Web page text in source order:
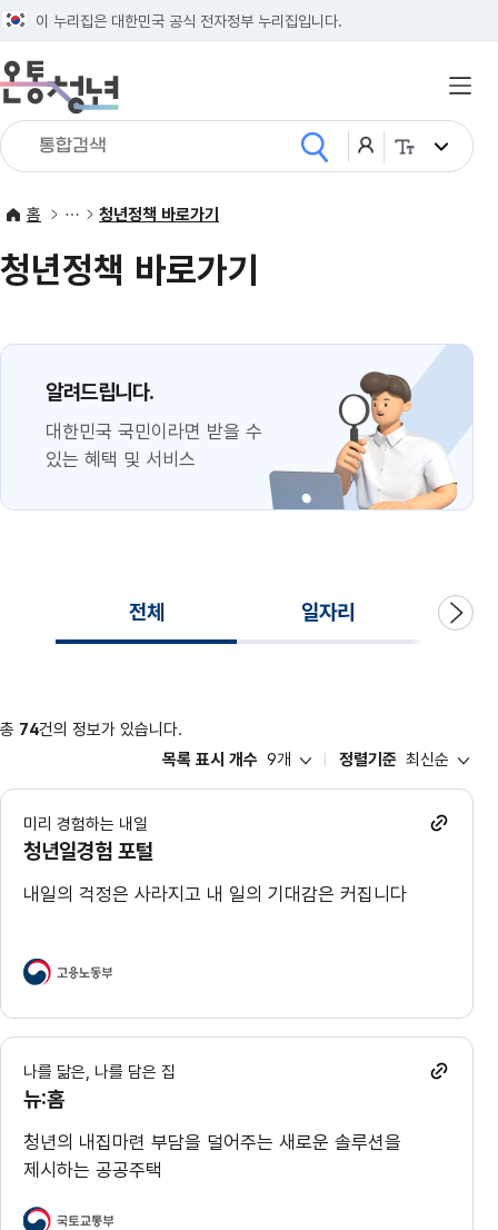
태극기
이 누리집은 대한민국 공식 전자정부 누리집입니다.
전체
통합검색
검색어를
입력해주세요
검색 로그인화면크기
청년정책 바로가기
홈 청년정책 바로가기
알려드립니다.
대한민국 국민이라면 받을 수
있는 혜택 및 서비스
전체 일자리 다
총 74건의 정보가 있습니다.
목록 표시 개수 9개 정렬기준 최신순
미리 경험하는 내일
청년일경험 포털
내일의 걱정은 사라지고 내 일의 기대감은 커집니다
나를 닮은, 나를 담은 집
뉴:홈
청년의 내집마련 부담을 덜어주는 새로운 솔루션을
제시하는 공공주택